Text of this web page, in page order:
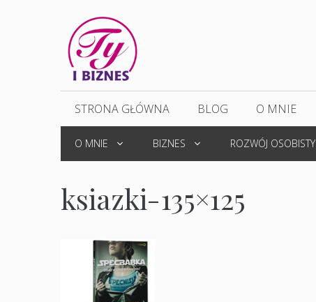
STRONA GŁÓWNA BLOG O MNIE
O MNIE BIZNES ROZWÓJ OSOBISTY
ksiazki-135×125